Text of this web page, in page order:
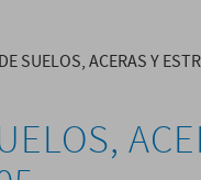
SUELOS, ACERAS Y